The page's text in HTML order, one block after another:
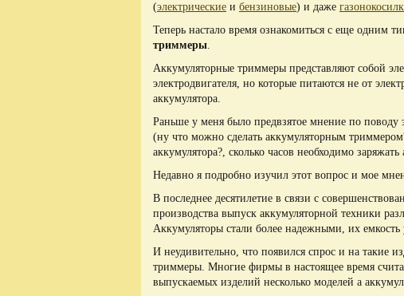
(электрические и бензиновые) и даже
Теперь настало время ознакомиться с еще одним
триммеры.
Аккумуляторные триммеры представляют собой
электродвигателя, но которые питаются не от
аккумулятора.
Раньше у меня было предвзятое мнение по поводу
(ну что можно сделать аккумуляторным
аккумулятора?, сколько часов необходимо заряжать
Недавно я подробно изучил этот вопрос и мое
В последнее десятилетие в связи с
производства выпуск аккумуляторной техники
Аккумуляторы стали более надежными, их емкость
И неудивительно, что появился спрос и на такие
триммеры. Многие фирмы в настоящее время
выпускаемых изделий несколько моделей а